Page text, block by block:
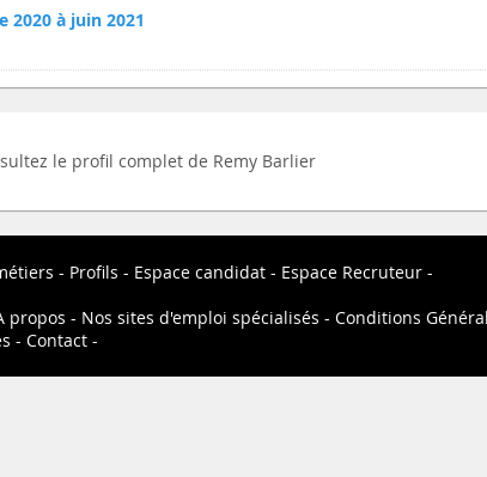
2020 à juin 2021
le profil complet de Remy Barlier
Profils Espace candidat
Espace Recruteur
propos Nos sites d'emploi spécialisés Conditions
Contact